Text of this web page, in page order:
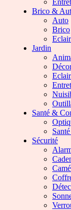
Brico &
Auto
Brico
Jardin
Santé &
Sécurité